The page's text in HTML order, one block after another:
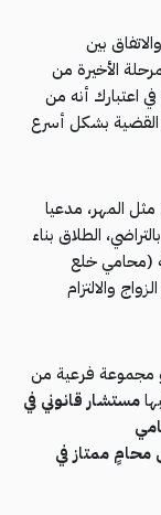
بين
الأخيرة من
اعتبارك أنه من
القضية بشكل أسرع
مثل المهر، مدعيا
الطلاق بناء
(محامي خلع
والالتزام
مجموعة فرعية من
مستشار قانوني في
محامٍ ممتاز في